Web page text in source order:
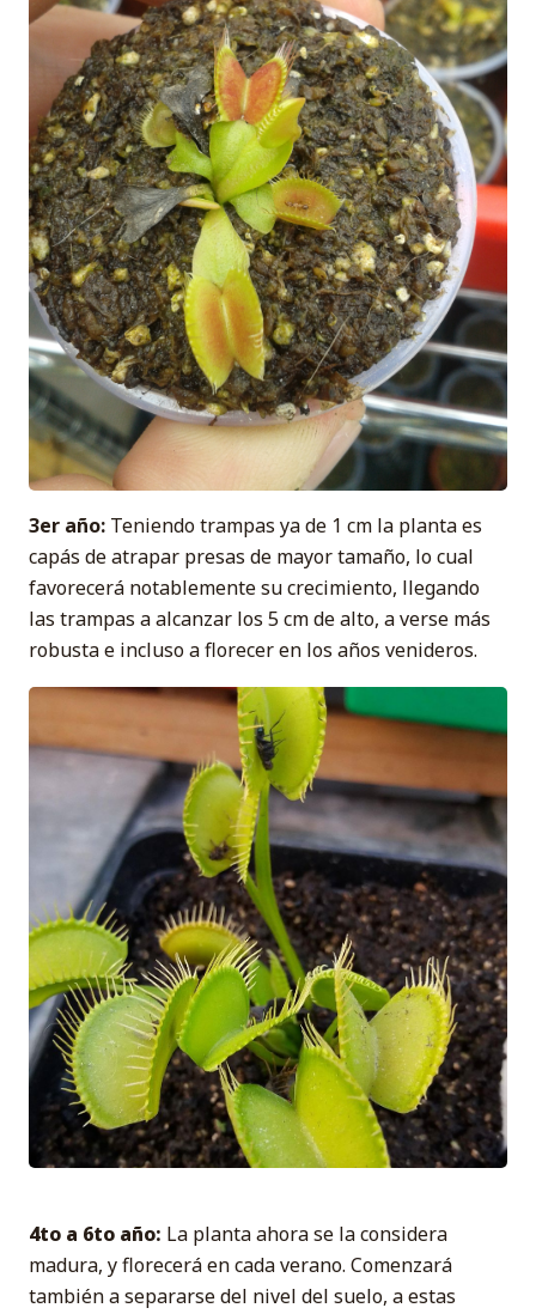
3er año: Teniendo trampas ya de 1 cm la planta es
capás de atrapar presas de mayor tamaño, lo cual
favorecerá notablemente su crecimiento, llegando
las trampas a alcanzar los 5 cm de alto, a verse más
robusta e incluso a florecer en los años venideros.
4to a 6to año: La planta ahora se la considera
madura, y florecerá en cada verano. Comenzará
también a separarse del nivel del suelo, a estas